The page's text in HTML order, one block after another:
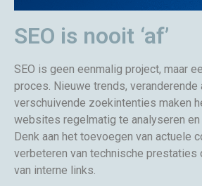
SEO is nooit ‘af’
SEO is geen eenmalig project, maar
proces. Nieuwe trends, veranderende
verschuivende zoekintenties maken
websites regelmatig te analyseren en
Denk aan het toevoegen van actuele
verbeteren van technische prestaties
van interne links.